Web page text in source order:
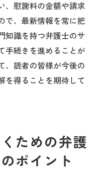
る弁護士の役割を
ぶ弁護士の戦略
料請求の課題と解
謝料請求の成功要
示す弁護士の重要
の成功へのアプロ
、慰謝料の金額や請求
で、最新情報を常に把
知識を持つ弁護士のサ
手続きを進めることが
、読者の皆様が今後の
を得ることを期待して
ための弁護
ポイント